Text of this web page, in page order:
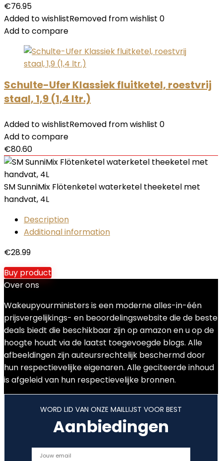
€76.95
Added to wishlistRemoved from wishlist 0
Add to compare
Schulte-Ufer Klassiek fluitketel, roestvrij
staal, 1,9 (1,4 ltr.)
Added to wishlistRemoved from wishlist 0
Add to compare
€80.60
SM SunniMix Flötenketel waterketel theeketel met
handvat, 4L
Description
Additional information
€28.99
Buy product
Over ons
Wakeupyourministers is een moderne alles-in-één
prijsvergelijkings- en beoordelingswebsite die de beste
deals biedt die beschikbaar zijn op amazon en u op de
hoogte houdt via de laatst toegevoegde blogs. Alle
afbeeldingen zijn auteursrechtelijk beschermd door
hun respectievelijke eigenaren. Alle geciteerde inhoud
is afgeleid van hun respectievelijke bronnen.
WORD LID VAN ONZE MAILLIJST VOOR BEST
Aanbiedingen